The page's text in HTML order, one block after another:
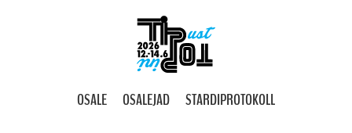
OSALE OSALEJAD STARDIPROTOKOLL